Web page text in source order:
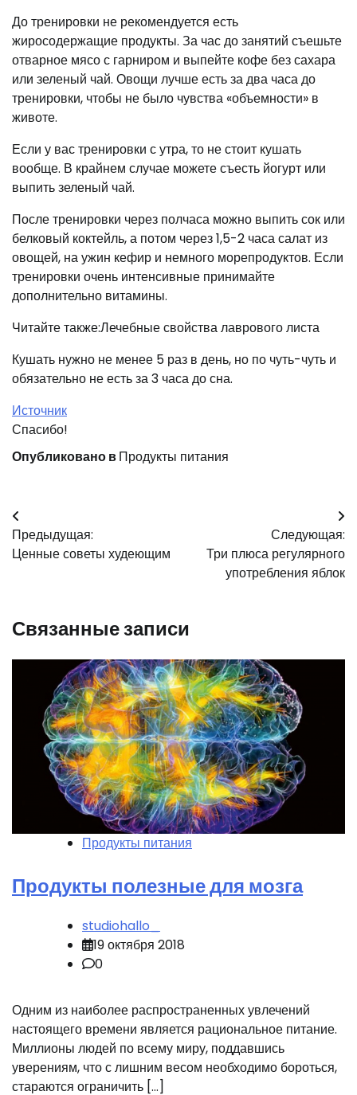
До тренировки не рекомендуется есть
жиросодержащие продукты. За час до занятий съешьте
отварное мясо с гарниром и выпейте кофе без сахара
или зеленый чай. Овощи лучше есть за два часа до
тренировки, чтобы не было чувства «объемности» в
животе.
Если у вас тренировки с утра, то не стоит кушать
вообще. В крайнем случае можете съесть йогурт или
выпить зеленый чай.
После тренировки через полчаса можно выпить сок или
белковый коктейль, а потом через 1,5-2 часа салат из
овощей, на ужин кефир и немного морепродуктов. Если
тренировки очень интенсивные принимайте
дополнительно витамины.
Читайте также:Лечебные свойства лаврового листа
Кушать нужно не менее 5 раз в день, но по чуть-чуть и
обязательно не есть за 3 часа до сна.
Источник
Спасибо!
Опубликовано вПродукты питания
Навигация
по
Предыдущая:
Ценные советы худеющим
Следующая:
Три плюса регулярного
употребления яблок
Связанные записи
Продукты питания
Продукты полезные для мозга
studiohallo_
19 октября 2018
0
Одним из наиболее распространенных увлечений
настоящего времени является рациональное питание.
Миллионы людей по всему миру, поддавшись
уверениям, что с лишним весом необходимо бороться,
стараются ограничить […]